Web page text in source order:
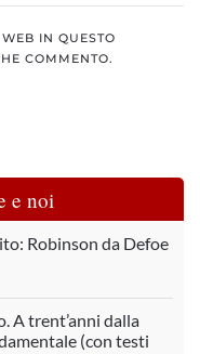
IN QUESTO
COMMENTO.
e noi
Robinson da Defoe
A trent’anni dalla
(con testi